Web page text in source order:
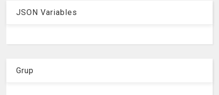
JSON Variables
Grup